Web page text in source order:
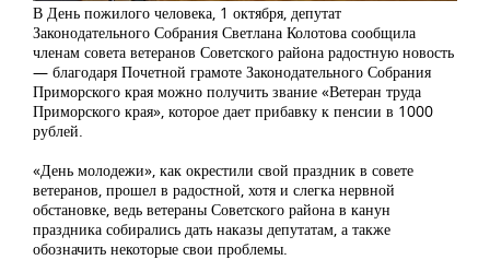
В День пожилого человека, 1 октября, депутат
Законодательного Собрания Светлана Колотова сообщила
членам совета ветеранов Советского района радостную новость
— благодаря Почетной грамоте Законодательного Собрания
Приморского края можно получить звание «Ветеран труда
Приморского края», которое дает прибавку к пенсии в 1000
рублей.
«День молодежи», как окрестили свой праздник в совете
ветеранов, прошел в радостной, хотя и слегка нервной
обстановке, ведь ветераны Советского района в канун
праздника собирались дать наказы депутатам, а также
обозначить некоторые свои проблемы.